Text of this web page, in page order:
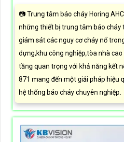
📷 Trung tâm báo cháy Horing
những thiết bị trung tâm báo cháy
giám sát các nguy cơ cháy nổ
dựng,khu công nghiệp,tòa nhà
tầng quan trọng với khả năng kết
871 mang đến một giải pháp hiệu
hệ thống báo cháy chuyên nghiệp.